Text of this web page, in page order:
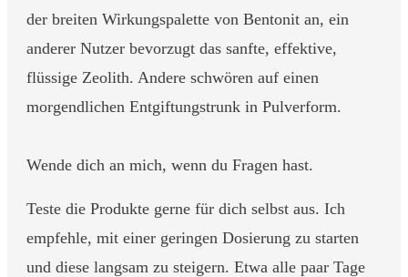
der breiten Wirkungspalette von Bentonit an, ein
anderer Nutzer bevorzugt das sanfte, effektive,
flüssige Zeolith. Andere schwören auf einen
morgendlichen Entgiftungstrunk in Pulverform.
Wende dich an mich, wenn du Fragen hast.
Teste die Produkte gerne für dich selbst aus. Ich
empfehle, mit einer geringen Dosierung zu starten
und diese langsam zu steigern. Etwa alle paar Tage